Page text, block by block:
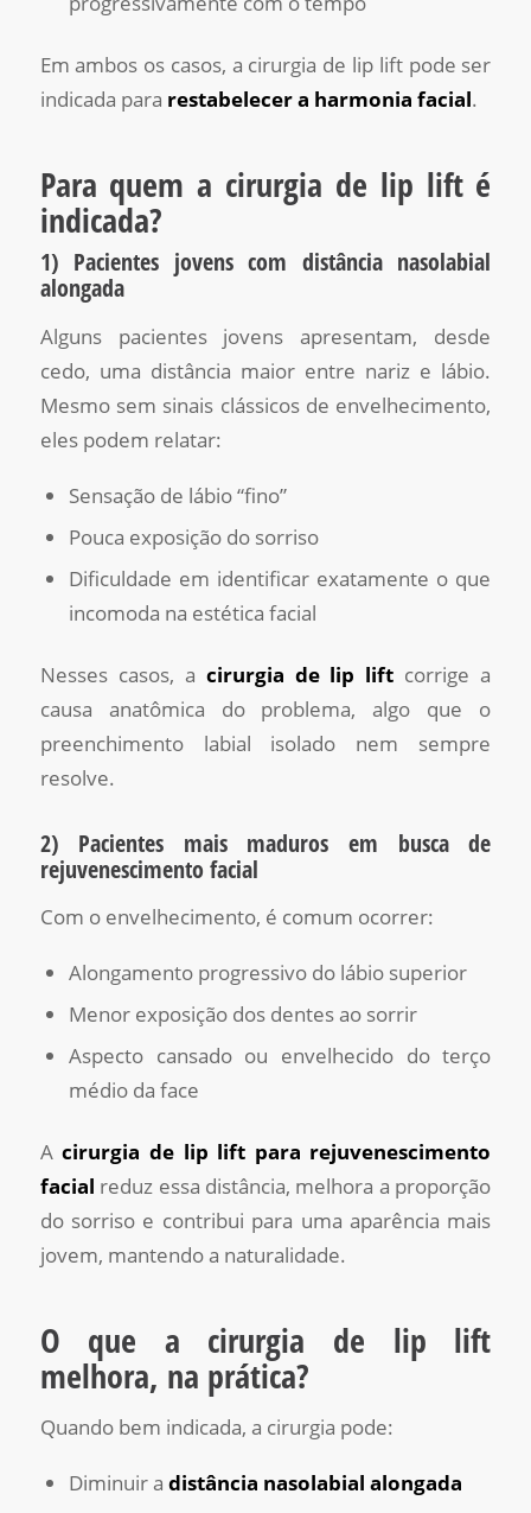
Em ambos os casos, a cirurgia de lip lift pode ser
indicada para restabelecer a harmonia facial.
Para quem a cirurgia de lip lift é
indicada?
1) Pacientes jovens com distância nasolabial
alongada
Alguns pacientes jovens apresentam, desde
cedo, uma distância maior entre nariz e lábio.
Mesmo sem sinais clássicos de envelhecimento,
eles podem relatar:
Sensação de lábio “fino”
Pouca exposição do sorriso
Dificuldade em identificar exatamente o que
incomoda na estética facial
Nesses casos, a cirurgia de lip lift corrige a
causa anatômica do problema, algo que o
preenchimento labial isolado nem sempre
resolve.
2) Pacientes mais maduros em busca de
rejuvenescimento facial
Com o envelhecimento, é comum ocorrer:
Alongamento progressivo do lábio superior
Menor exposição dos dentes ao sorrir
Aspecto cansado ou envelhecido do terço
médio da face
Acirurgia de lip lift para rejuvenescimento
facial reduz essa distância, melhora a proporção
do sorriso e contribui para uma aparência mais
jovem, mantendo a naturalidade.
O que a cirurgia de lip lift
melhora, na prática?
Quando bem indicada, a cirurgia pode:
Diminuir a distância nasolabial alongada